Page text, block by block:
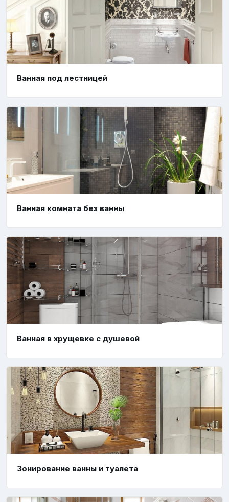
Ванная под лестницей
Ванная комната без ванны
Ванная в хрущевке с душевой
Зонирование ванны и туалета